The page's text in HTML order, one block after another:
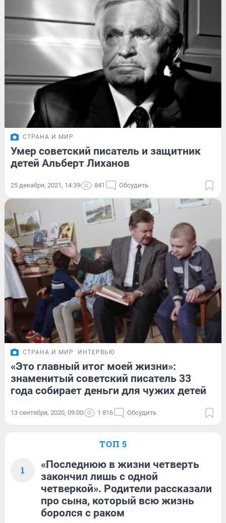
СТРАНА И МИР
Умер советский писатель и защитник
детей Альберт Лиханов
25 декабря, 2021, 14:39 841 Обсудить
СТРАНА И МИР ИНТЕРВЬЮ
«Это главный итог моей жизни»:
знаменитый советский писатель 33
года собирает деньги для чужих детей
13 сентября, 2020, 09:00 1 816 Обсудить
ТОП 5
1
«Последнюю в жизни четверть
закончил лишь с одной
четверкой». Родители рассказали
про сына, который всю жизнь
боролся с раком